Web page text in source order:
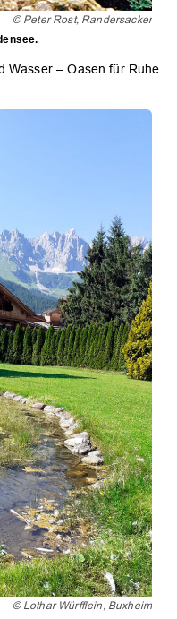
© Peter Rost, Randersacker
Wasser – Oasen für Ruhe
© Lothar Würfflein, Buxheim